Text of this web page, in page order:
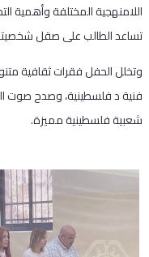
اللامنهجية المختلفة وأهمية
تساعد الطالب على صقل
وتخلل الحفل فقرات ثقافية
فنية د فلسطينية، وصدح صوت
شعبية فلسطينية مميزة.